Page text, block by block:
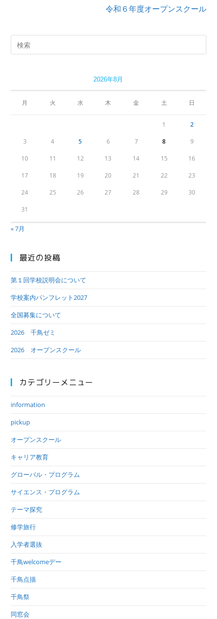
令和６年度オープンスクール
2026年8月
月 火 水 木 金 土 日
1 2
3 4 5 6 7 8 9
10 11 12 13 14 15 16
17 18 19 20 21 22 23
24 25 26 27 28 29 30
31
« 7月
最近の投稿
第１回学校説明会について
学校案内パンフレット2027
全国募集について
2026 千鳥ゼミ
2026 オープンスクール
カテゴリーメニュー
information
pickup
オープンスクール
キャリア教育
グローバル・プログラム
サイエンス・プログラム
テーマ探究
修学旅行
入学者選抜
千鳥welcomeデー
千鳥点描
千鳥祭
同窓会